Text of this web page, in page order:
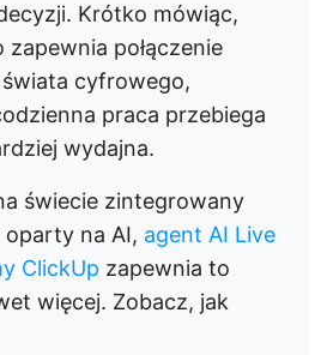
Krótko mówiąc,
połączenie
cyfrowego,
praca przebiega
wydajna.
świecie zintegrowany
na AI, agent AI Live
ClickUp zapewnia to
więcej. Zobacz, jak